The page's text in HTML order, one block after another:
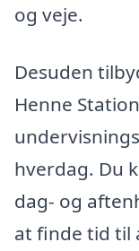
og veje.
Desuden
Henne
hverdag. Du
dag- og
at finde tid til